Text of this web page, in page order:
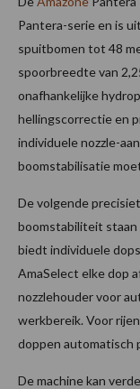
Pantera-serie en is
spuitbomen tot 48
spoorbreedte van
onafhankelijke
hellingscorrectie en
individuele nozzle-
boomstabilisatie
De volgende
boomstabiliteit staan
biedt individuele
AmaSelect elke dop
nozzlehouder voor
werkbereik. Voor
doppen automatisch
De machine kan